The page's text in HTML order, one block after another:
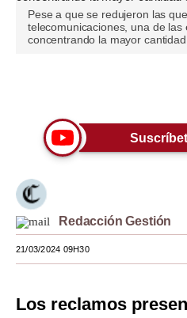
Opinión
Editorial
Tendencias
Viajes
Moda
Estilos
Mundo
Pese a que se redujeron las
telecomunicaciones, una de las
concentrando la mayor
Redacción Gestión
21/03/2024 09H30
Los reclamos